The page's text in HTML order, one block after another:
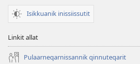
Isikkuanik inissiissutit
Linkit allat
Pulaarneqarnissannik qinnuteqarit